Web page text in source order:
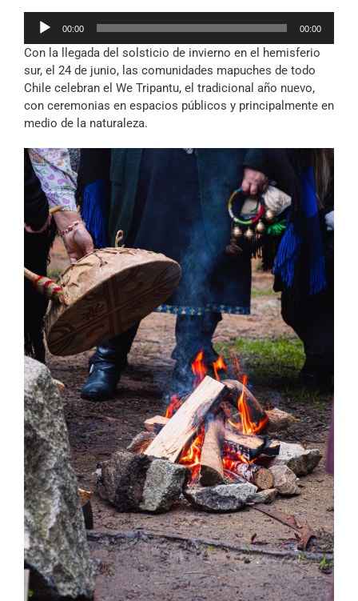
Reproductor
audio
00:00 00:00
Con la llegada del solsticio de invierno en el hemisferio
sur, el 24 de junio, las comunidades mapuches de todo
Chile celebran el We Tripantu, el tradicional año nuevo,
con ceremonias en espacios públicos y principalmente en
medio de la naturaleza.